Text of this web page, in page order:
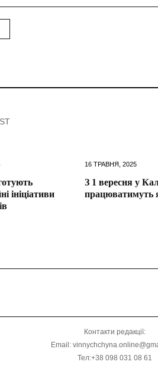
ініціативи
16 ТРАВНЯ, 2025
З 1 вересня у
працюватимуть
Контакти редакції:
Email:
Тел:+38 098 031 08 61